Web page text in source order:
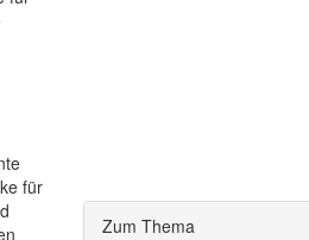
für
Zum Thema